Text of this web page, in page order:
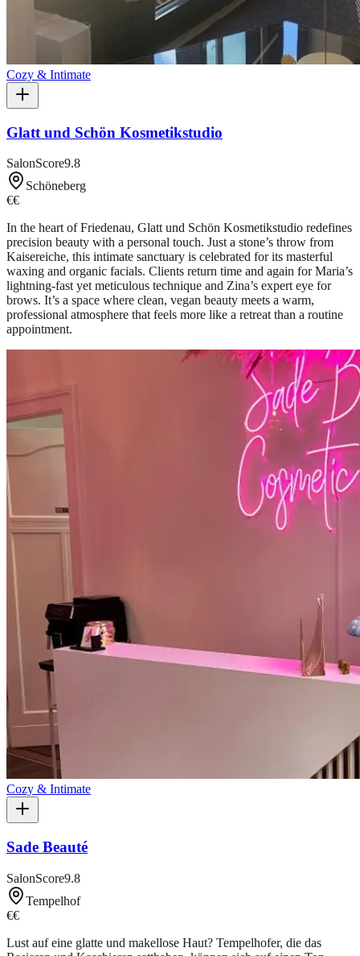
Cozy & Intimate
Glatt und Schön Kosmetikstudio
SalonScore9.8
Schöneberg
€€
In the heart of Friedenau, Glatt und Schön Kosmetikstudio redefines
precision beauty with a personal touch. Just a stone’s throw from
Kaisereiche, this intimate sanctuary is celebrated for its masterful
waxing and organic facials. Clients return time and again for Maria’s
lightning-fast yet meticulous technique and Zina’s expert eye for
brows. It’s a space where clean, vegan beauty meets a warm,
professional atmosphere that feels more like a retreat than a routine
appointment.
Cozy & Intimate
Sade Beauté
SalonScore9.8
Tempelhof
€€
Lust auf eine glatte und makellose Haut? Tempelhofer, die das